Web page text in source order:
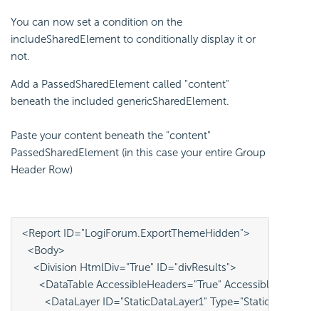
You can now set a condition on the
includeSharedElement to conditionally display it or
not.
Add a PassedSharedElement called "content"
beneath the included genericSharedElement.
Paste your content beneath the "content"
PassedSharedElement (in this case your entire Group
Header Row)
<Report ID="LogiForum.ExportThemeHidden">
<Body>
<Division HtmlDiv="True" ID="divResults">
<DataTable AccessibleHeaders="True"
<DataLayer ID="StaticDataLayer1" Type="Static">